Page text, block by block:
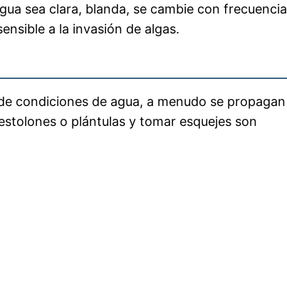
sea clara, blanda, se cambie con frecuencia
a la invasión de algas.
condiciones de agua, a menudo se propagan
o plántulas y tomar esquejes son